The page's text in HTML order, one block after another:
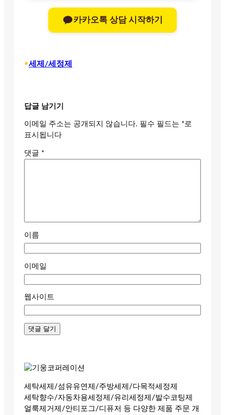
카카오톡 상담 시작하기
•세제/세정제
답글 남기기
이메일 주소는 공개되지 않습니다. 필수 필드는 *로
표시됩니다
댓글 *
이름
이메일
웹사이트
세탁세제/섬유유연제/주방세제/다목적세정제
세탁향수/자동차용세정제/유리세정제/발수코팅제
얼룩제거제/안티포그/디퓨저 등 다양한 제품 주문 개